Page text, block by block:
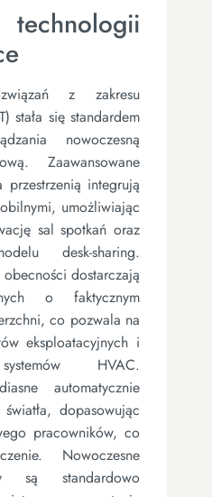
z zakresu
stała się standardem
nowoczesną
Zaawansowane
przestrzenią integrują
umożliwiając
sal spotkań oraz
desk-sharing.
dostarczają
o faktycznym
co pozwala na
eksploatacyjnych i
HVAC.
automatycznie
dopasowując
pracowników, co
Nowoczesne
są standardowo